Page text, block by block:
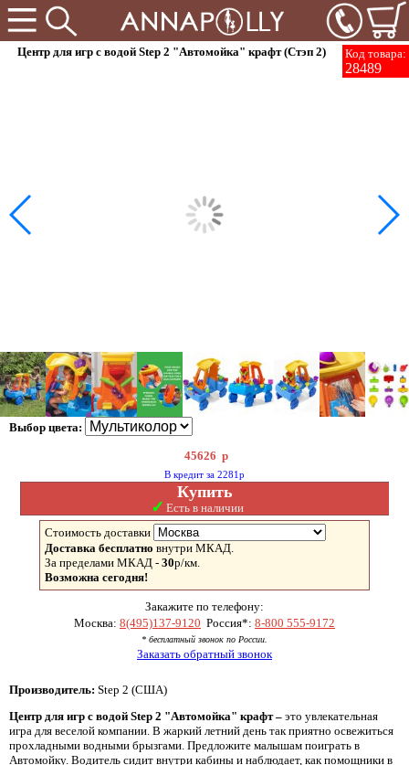
Код товара:
28489
Центр для игр с водой Step 2 "Автомойка" крафт (Стэп 2)
Выбор цвета:
45626 р
В кредит за 2281р
Купить
✓ Есть в наличии
Стоимость доставки
Доставка бесплатно внутри МКАД.
За пределами МКАД - 30р/км.
Возможна сегодня!
Закажите по телефону:
Москва: 8(495)137-9120 Россия*: 8-800 555-9172
* бесплатный звонок по России.
Заказать обратный звонок
Производитель: Step 2 (США)
Центр для игр с водой Step 2 "Автомойка" крафт – это увлекательная
игра для веселой компании. В жаркий летний день так приятно освежиться
прохладными водными брызгами. Предложите малышам поиграть в
Автомойку. Водитель сидит внутри кабины и наблюдает, как помощники в